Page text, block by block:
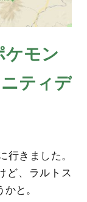
ケモン
ティデ
行きました。
ど、ラルトス
と。